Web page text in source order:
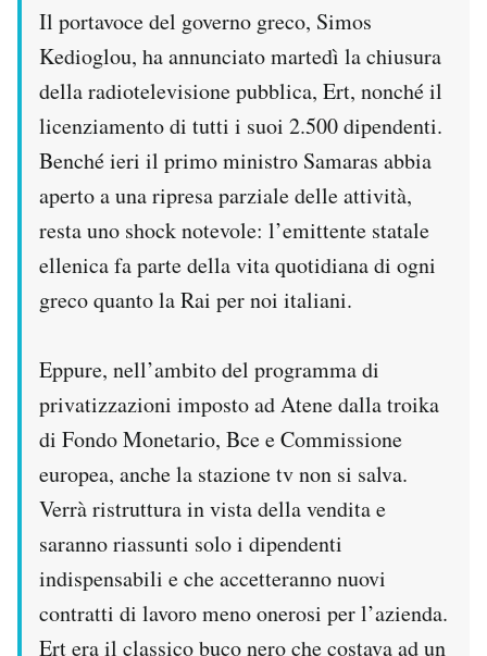
Area Personale
Newsletter
Notifiche mobile
Regala il Post
Il portavoce del governo greco, Simos
Kedioglou, ha annunciato martedì la chiusura
della radiotelevisione pubblica, Ert, nonché il
licenziamento di tutti i suoi 2.500 dipendenti.
Benché ieri il primo ministro Samaras abbia
aperto a una ripresa parziale delle attività,
resta uno shock notevole: l’emittente statale
ellenica fa parte della vita quotidiana di ogni
greco quanto la Rai per noi italiani.
Eppure, nell’ambito del programma di
privatizzazioni imposto ad Atene dalla troika
di Fondo Monetario, Bce e Commissione
europea, anche la stazione tv non si salva.
Verrà ristruttura in vista della vendita e
saranno riassunti solo i dipendenti
indispensabili e che accetteranno nuovi
contratti di lavoro meno onerosi per l’azienda.
Ert era il classico buco nero che costava ad un